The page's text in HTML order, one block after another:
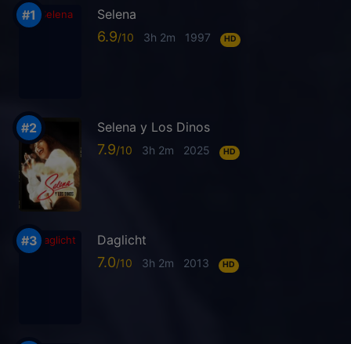
Selena
6.9 3h 2m 1997 HD
Selena y Los Dinos
7.9 3h 2m 2025 HD
Daglicht
7.0 3h 2m 2013 HD